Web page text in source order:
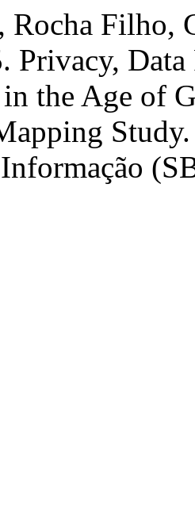
Rocha Filho,
Privacy,
the Age of
Informação